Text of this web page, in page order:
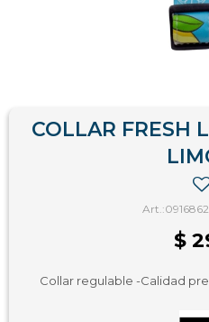
COLLAR FRESH
$
Collar regulable -Calidad